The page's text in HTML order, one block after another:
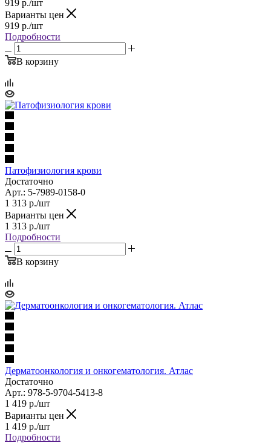
919 р./шт
Варианты цен
919 р./шт
Подробности
В корзину
Патофизиология крови
Достаточно
Арт.: 5-7989-0158-0
1 313 р./шт
Варианты цен
1 313 р./шт
Подробности
В корзину
Дерматоонкология и онкогематология. Атлас
Достаточно
Арт.: 978-5-9704-5413-8
1 419 р./шт
Варианты цен
1 419 р./шт
Подробности